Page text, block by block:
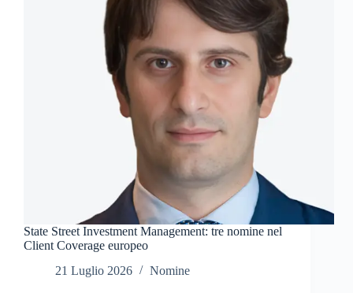
State Street Investment Management: tre nomine nel
Client Coverage europeo
21 Luglio 2026
Nomine